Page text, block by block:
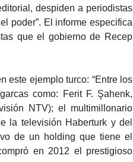
despiden a periodistas
poder”. El informe especifica
que el gobierno de Recep
este ejemplo turco: “Entre los
como: Ferit F. Şahenk,
NTV); el multimillonario
la televisión Haberturk y del
de un holding que tiene el
en 2012 el prestigioso